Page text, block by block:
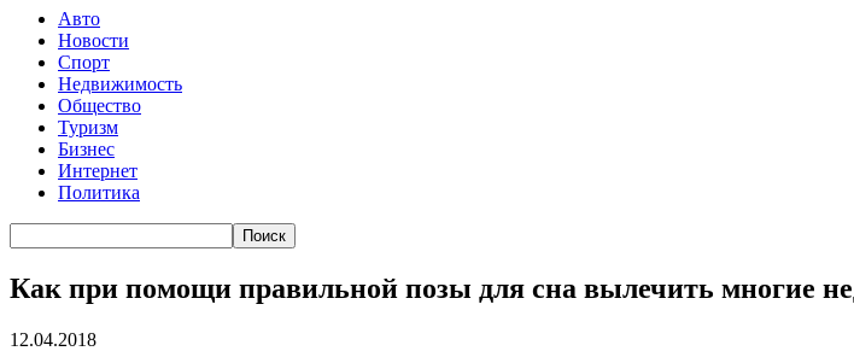
Авто
Новости
Спорт
Недвижимость
Общество
Туризм
Бизнес
Интернет
Политика
Как при помощи правильной позы для сна вылечить многие
12.04.2018